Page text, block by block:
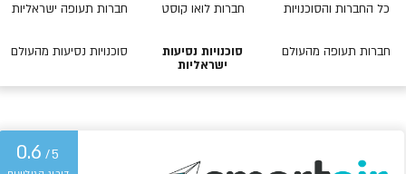
כל החברות והסוכנויות חברות לואו קוסט חברות תעופה ישראליות
חברות תעופה מהעולם
סוכנויות נסיעות
ישראליות
סוכנויות נסיעות מהעולם
0.6 /5